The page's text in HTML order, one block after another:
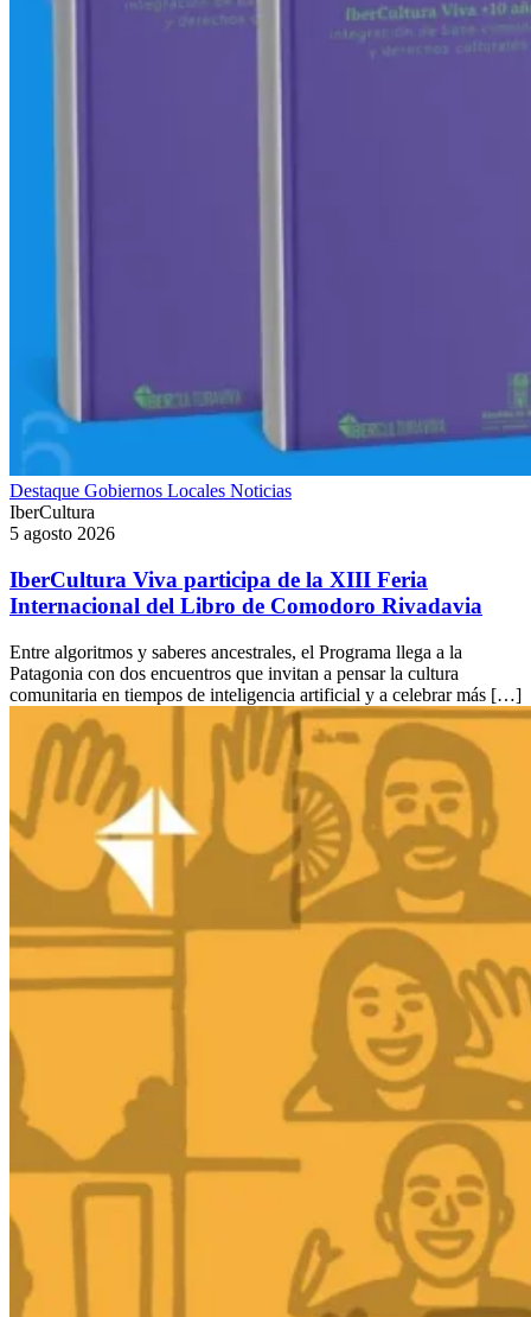
Destaque Gobiernos Locales Noticias
IberCultura
5 agosto 2026
IberCultura Viva participa de la XIII Feria
Internacional del Libro de Comodoro Rivadavia
Entre algoritmos y saberes ancestrales, el Programa llega a la
Patagonia con dos encuentros que invitan a pensar la cultura
comunitaria en tiempos de inteligencia artificial y a celebrar más […]